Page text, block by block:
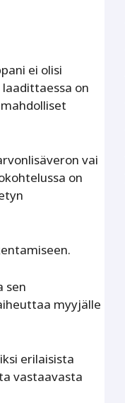
ei olisi
on
vai
on
sen
myyjälle
erilaisista
vastaavasta